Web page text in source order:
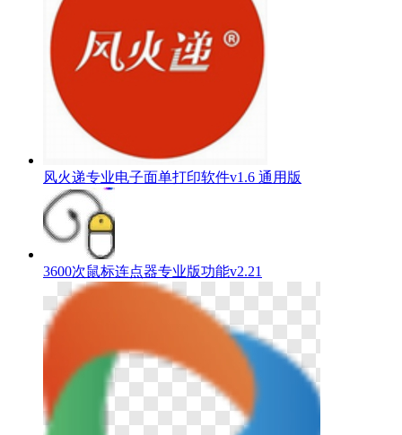
风火递专业电子面单打印软件v1.6 通用版
3600次鼠标连点器专业版功能v2.21